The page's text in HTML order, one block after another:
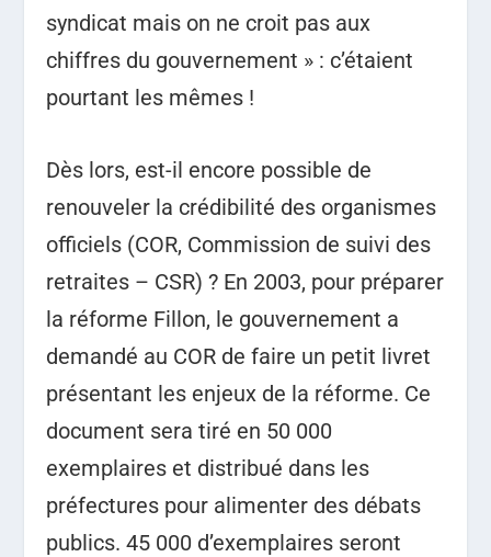
syndicat mais on ne croit pas aux
chiffres du gouvernement » : c’étaient
pourtant les mêmes !
Dès lors, est-il encore possible de
renouveler la crédibilité des organismes
officiels (COR, Commission de suivi des
retraites – CSR) ? En 2003, pour préparer
la réforme Fillon, le gouvernement a
demandé au COR de faire un petit livret
présentant les enjeux de la réforme. Ce
document sera tiré en 50 000
exemplaires et distribué dans les
préfectures pour alimenter des débats
publics. 45 000 d’exemplaires seront